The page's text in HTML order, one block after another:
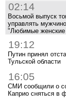
02:14
Восьмой выпуск
управлять
"Любимые
19:12
Путин принял
Тульской области
16:05
СМИ сообщили о
Каприо сняться в